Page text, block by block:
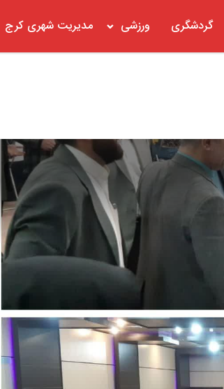
گردشگری ورزشی مدیریت شهری کرج